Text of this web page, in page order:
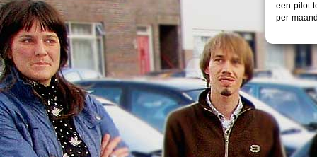
een pilot
per